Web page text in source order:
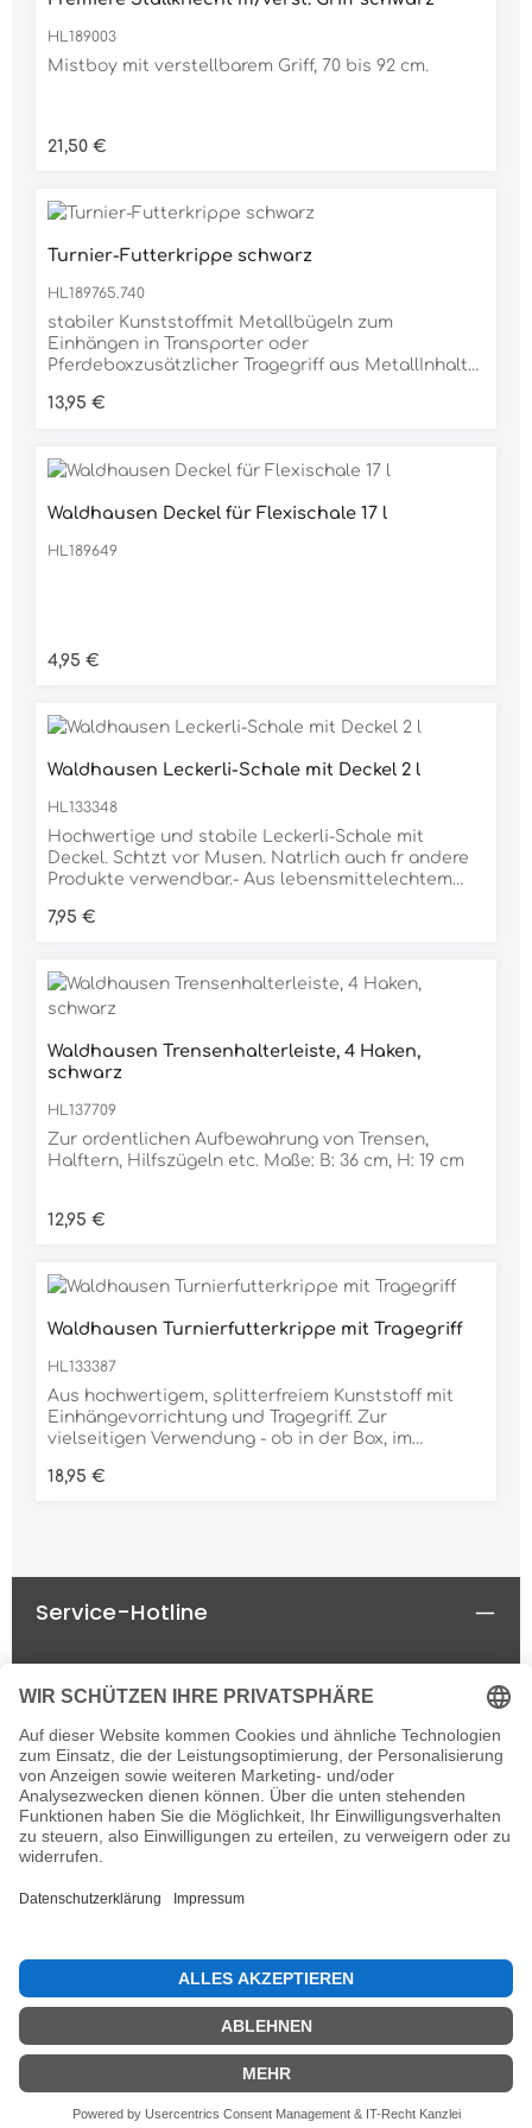
HL189003
Mistboy mit verstellbarem Griff, 70 bis 92 cm.
Regulärer Preis:
21,50 €
Turnier-Futterkrippe schwarz
HL189765.740
stabiler Kunststoffmit Metallbügeln zum
Einhängen in Transporter oder
Pferdeboxzusätzlicher Tragegriff aus MetallInhalt
Regulärer Preis:
13,95 €
Waldhausen Deckel für Flexischale 17 l
HL189649
Regulärer Preis:
4,95 €
Waldhausen Leckerli-Schale mit Deckel 2 l
HL133348
Hochwertige und stabile Leckerli-Schale mit
Deckel. Schtzt vor Musen. Natrlich auch fr andere
Produkte verwendbar.- Aus lebensmittelechtem
cmFassungsvermgen: 2 l
Regulärer Preis:
7,95 €
Waldhausen Trensenhalterleiste, 4 Haken,
schwarz
HL137709
Zur ordentlichen Aufbewahrung von Trensen,
Halftern, Hilfszügeln etc. Maße: B: 36 cm, H: 19 cm
Regulärer Preis:
12,95 €
Waldhausen Turnierfutterkrippe mit Tragegriff
HL133387
Aus hochwertigem, splitterfreiem Kunststoff mit
Einhängevorrichtung und Tragegriff. Zur
vielseitigen Verwendung - ob in der Box, im
cm, T: 26 cmFassungsvermögen: 12 l
Regulärer Preis:
18,95 €
Service-Hotline
Rechtliches
Informationen
Newsletter
© 2026 horseland-speyer.de - einzelne Rechte
vorbehalten, with
byIT&MORE e.K.
Alle Preise inkl. gesetzl. Mehrwertsteuer zzgl.
Versandkostenund ggf. Nachnahmegebühren, wenn
nicht anders angegeben.